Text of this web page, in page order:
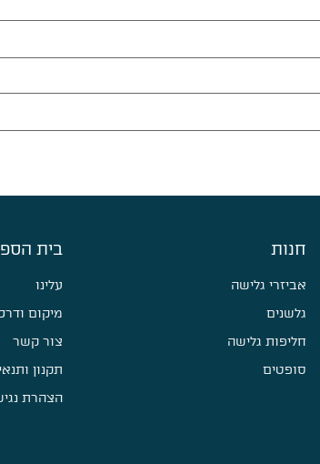
חנות
אביזרי גלישה
גלשנים
חליפות גלישה
סופטים
בית
עלינו
מיקום
צור קשר
תקנון
הצהרת